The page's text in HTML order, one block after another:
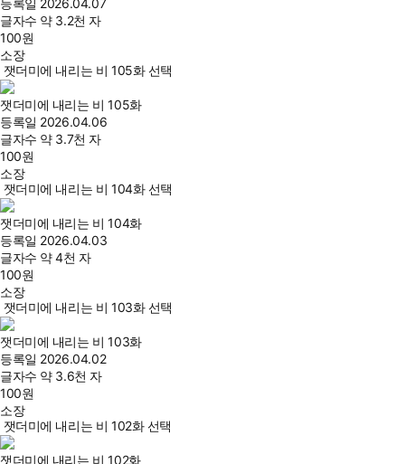
등록일 2026.04.07
글자수 약 3.2천 자
100원
소장
잿더미에 내리는 비 105화 선택
잿더미에 내리는 비 105화
등록일 2026.04.06
글자수 약 3.7천 자
100원
소장
잿더미에 내리는 비 104화 선택
잿더미에 내리는 비 104화
등록일 2026.04.03
글자수 약 4천 자
100원
소장
잿더미에 내리는 비 103화 선택
잿더미에 내리는 비 103화
등록일 2026.04.02
글자수 약 3.6천 자
100원
소장
잿더미에 내리는 비 102화 선택
잿더미에 내리는 비 102화